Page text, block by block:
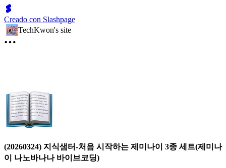
Creado con Slashpage
TechKwon's site
(20260324) 지식샘터-처음 시작하는 제미나이 3종 세트(제미나
이 나노바나나 바이브코딩)